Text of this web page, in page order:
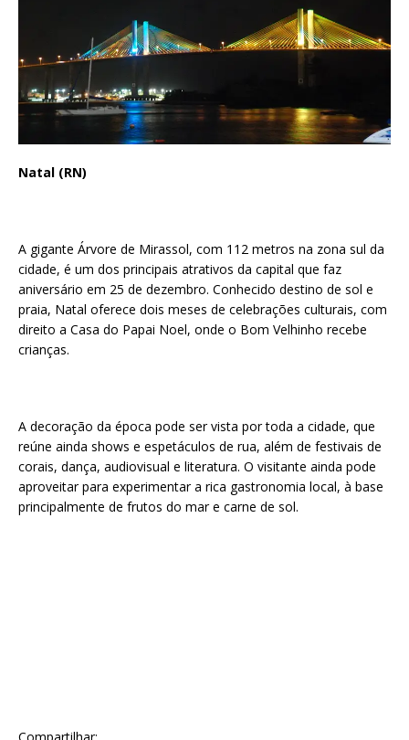
Natal (RN)
A gigante Árvore de Mirassol, com 112 metros na zona sul da
cidade, é um dos principais atrativos da capital que faz
aniversário em 25 de dezembro. Conhecido destino de sol e
praia, Natal oferece dois meses de celebrações culturais, com
direito a Casa do Papai Noel, onde o Bom Velhinho recebe
crianças.
A decoração da época pode ser vista por toda a cidade, que
reúne ainda shows e espetáculos de rua, além de festivais de
corais, dança, audiovisual e literatura. O visitante ainda pode
aproveitar para experimentar a rica gastronomia local, à base
principalmente de frutos do mar e carne de sol.